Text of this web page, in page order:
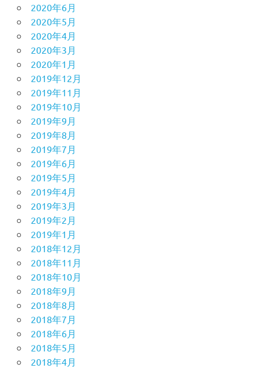
2020年6月
2020年5月
2020年4月
2020年3月
2020年1月
2019年12月
2019年11月
2019年10月
2019年9月
2019年8月
2019年7月
2019年6月
2019年5月
2019年4月
2019年3月
2019年2月
2019年1月
2018年12月
2018年11月
2018年10月
2018年9月
2018年8月
2018年7月
2018年6月
2018年5月
2018年4月